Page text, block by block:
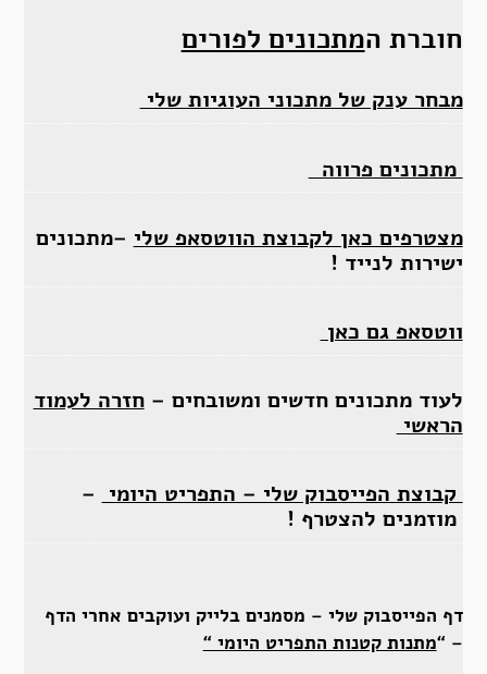
חוברת המתכונים לפורים
מבחר ענק של מתכוני העוגיות שלי
מתכונים פרווה
מצטרפים כאן לקבוצת הווטסאפ שלי –מתכונים
ישירות לנייד !
ווטסאפ גם כאן
לעוד מתכונים חדשים ומשובחים –חזרה לעמוד
הראשי
קבוצת הפייסבוק שלי – התפריט היומי–
מוזמנים להצטרף !
דף הפייסבוק שלי – מסמנים בלייק ועוקבים אחרי הדף
– “מתנות קטנות התפריט היומי “